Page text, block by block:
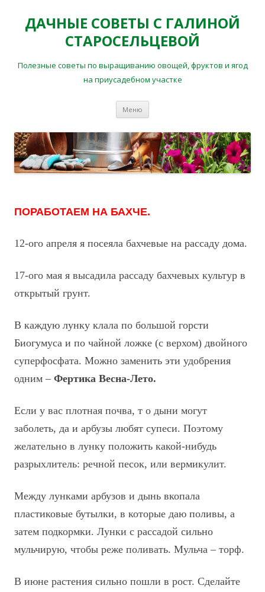
ДАЧНЫЕ СОВЕТЫ С ГАЛИНОЙ
СТАРОСЕЛЬЦЕВОЙ
Полезные советы по выращиванию овощей, фруктов и ягод
на приусадебном участке
Меню
ПОРАБОТАЕМ НА БАХЧЕ.
12-ого апреля я посеяла бахчевые на рассаду дома.
17-ого мая я высадила рассаду бахчевых культур в
открытый грунт.
В каждую лунку клала по большой горсти
Биогумуса и по чайной ложке (с верхом) двойного
суперфосфата. Можно заменить эти удобрения
одним – Фертика Весна-Лето.
Если у вас плотная почва, т о дыни могут
заболеть, да и арбузы любят супеси. Поэтому
желательно в лунку положить какой-нибудь
разрыхлитель: речной песок, или вермикулит.
Между лунками арбузов и дынь вкопала
пластиковые бутылки, в которые даю поливы, а
затем подкормки. Лунки с рассадой сильно
мульчирую, чтобы реже поливать. Мульча – торф.
В июне растения сильно пошли в рост. Сделайте